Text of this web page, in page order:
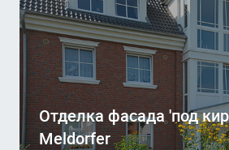
Отделка фасада 'под
Meldorfer